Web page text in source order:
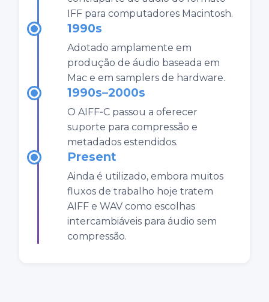
IFF para computadores Macintosh.
1990s
Adotado amplamente em
produção de áudio baseada em
Mac e em samplers de hardware.
1990s–2000s
O AIFF‑C passou a oferecer
suporte para compressão e
metadados estendidos.
Present
Ainda é utilizado, embora muitos
fluxos de trabalho hoje tratem
AIFF e WAV como escolhas
intercambiáveis para áudio sem
compressão.